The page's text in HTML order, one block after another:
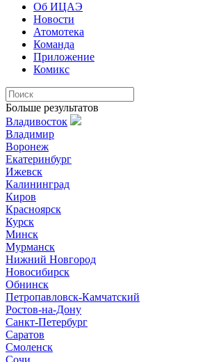
Об ИЦАЭ
Новости
Атомотека
Команда
Приложение
Комикс
Больше результатов
Владивосток
Владимир
Воронеж
Екатеринбург
Ижевск
Калининград
Киров
Красноярск
Курск
Минск
Мурманск
Нижний Новгород
Новосибирск
Обнинск
Петропавловск-Камчатский
Ростов-на-Дону
Санкт-Петербург
Саратов
Смоленск
Сочи